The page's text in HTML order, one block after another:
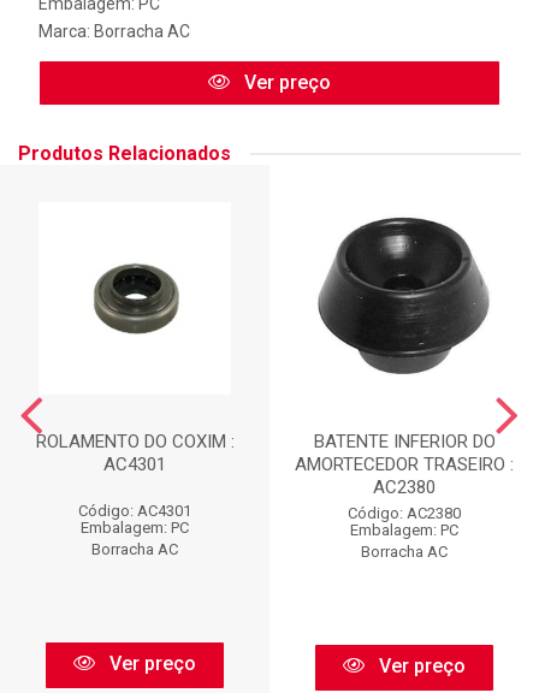
Marca: Borracha AC
Ver preço
Produtos Relacionados
ROLAMENTO DO COXIM :
AC4301
Código: AC4301
Embalagem: PC
Borracha AC
Ver preço
BATENTE INFERIOR DO
AMORTECEDOR TRASEIRO :
AC2380
Código: AC2380
Embalagem: PC
Borracha AC
Ver preço